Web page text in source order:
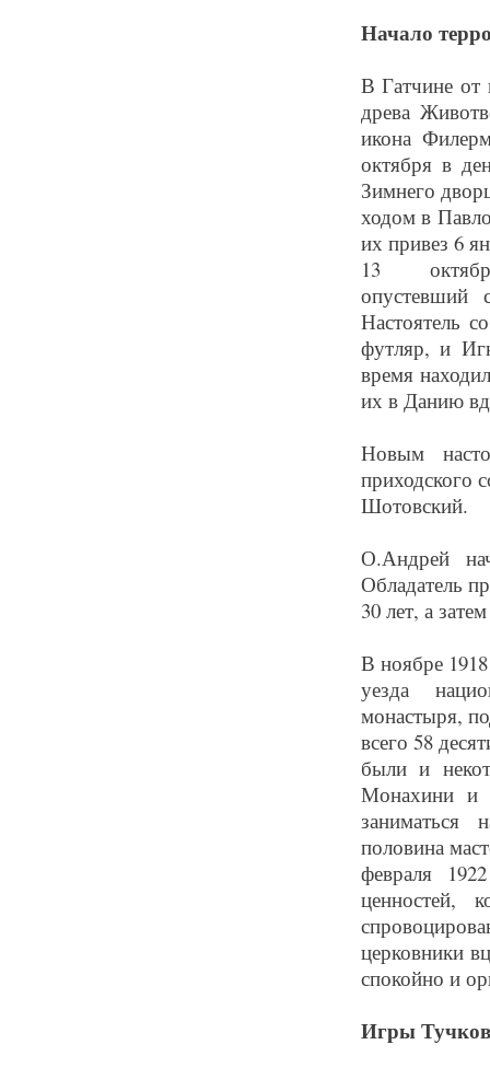
Начало
В Гатчине от
древа
икона
октября в
Зимнего
ходом в
их привез 6
13 октября
опустевший
Настоятель
футляр, и
время
их в Данию
Новым
приходского
Шотовский.
О.Андрей
Обладатель
30 лет, а
В ноябре
уезда
монастыря,
всего 58
были и
Монахини и
заниматься
половина
февраля
ценностей,
церковники
спокойно и
Игры